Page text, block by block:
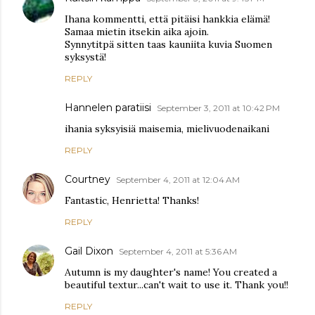
Ihana kommentti, että pitäisi hankkia elämä!
Samaa mietin itsekin aika ajoin.
Synnytitpä sitten taas kauniita kuvia Suomen
syksystä!
REPLY
Hannelen paratiisi September 3, 2011 at 10:42 PM
ihania syksyisiä maisemia, mielivuodenaikani
REPLY
Courtney September 4, 2011 at 12:04 AM
Fantastic, Henrietta! Thanks!
REPLY
Gail Dixon September 4, 2011 at 5:36 AM
Autumn is my daughter's name! You created a
beautiful textur...can't wait to use it. Thank you!!
REPLY